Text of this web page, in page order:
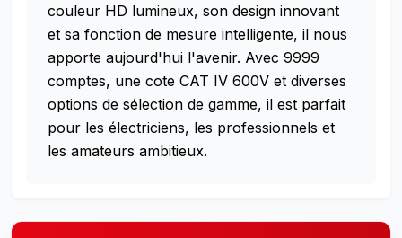
couleur HD lumineux, son design innovant
et sa fonction de mesure intelligente, il nous
apporte aujourd'hui l'avenir. Avec 9999
comptes, une cote CAT IV 600V et diverses
options de sélection de gamme, il est parfait
pour les électriciens, les professionnels et
les amateurs ambitieux.